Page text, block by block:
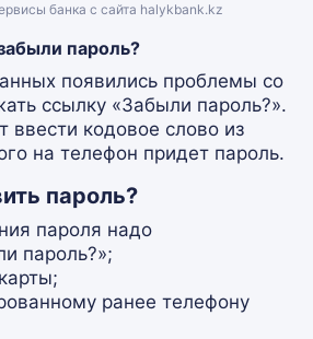
банка с сайта halykbank.kz
пароль?
появились проблемы со
ссылку «Забыли пароль?».
ввести кодовое слово из
на телефон придет пароль.
пароль?
пароля надо
пароль?»;
ранее телефону